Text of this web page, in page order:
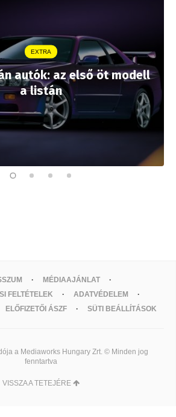
EXTRA
autók: az első öt modell
a listán
MÉDIAAJÁNLAT
FELTÉTELEK
ADATVÉDELEM
ELŐFIZETŐI ÁSZF SÜTI BEÁLLÍTÁSOK
a Mediaworks Hungary Zrt. © Minden jog
fenntartva
VISSZA A TETEJÉRE